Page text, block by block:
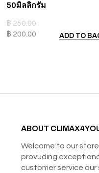
50มิลลิกรัม
฿250.00
฿ 200.00 ADD TO
ABOUT
Welcome to our
provuding
customer service